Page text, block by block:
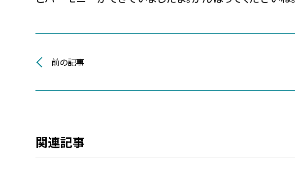
前の記事
関連記事